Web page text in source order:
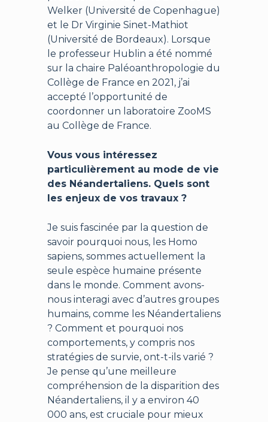
Welker (Université de Copenhague)
et le Dr Virginie Sinet-Mathiot
(Université de Bordeaux). Lorsque
le professeur Hublin a été nommé
sur la chaire Paléoanthropologie du
Collège de France en 2021, j’ai
accepté l’opportunité de
coordonner un laboratoire ZooMS
au Collège de France.
Vous vous intéressez
particulièrement au mode de vie
des Néandertaliens. Quels sont
les enjeux de vos travaux ?
Je suis fascinée par la question de
savoir pourquoi nous, les Homo
sapiens, sommes actuellement la
seule espèce humaine présente
dans le monde. Comment avons-
nous interagi avec d’autres groupes
humains, comme les Néandertaliens
? Comment et pourquoi nos
comportements, y compris nos
stratégies de survie, ont-t-ils varié ?
Je pense qu’une meilleure
compréhension de la disparition des
Néandertaliens, il y a environ 40
000 ans, est cruciale pour mieux